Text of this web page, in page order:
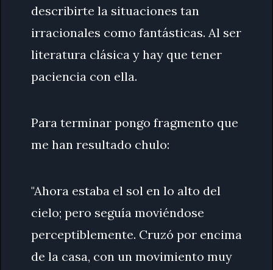
describirte la situaciones tan
irracionales como fantásticas. Al ser
literatura clásica y hay que tener
paciencia con ella.
Para terminar pongo fragmento que
me han resultado chulo:
"Ahora estaba el sol en lo alto del
cielo; pero seguía moviéndose
perceptiblemente. Cruzó por encima
de la casa, con un movimiento muy